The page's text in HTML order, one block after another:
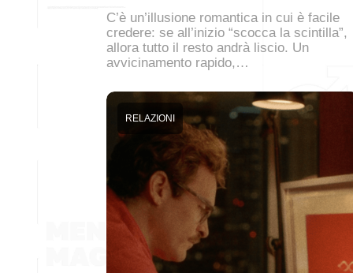
C’è un’illusione romantica in cui è facile
credere: se all’inizio “scocca la scintilla”,
allora tutto il resto andrà liscio. Un
avvicinamento rapido,…
RELAZIONI